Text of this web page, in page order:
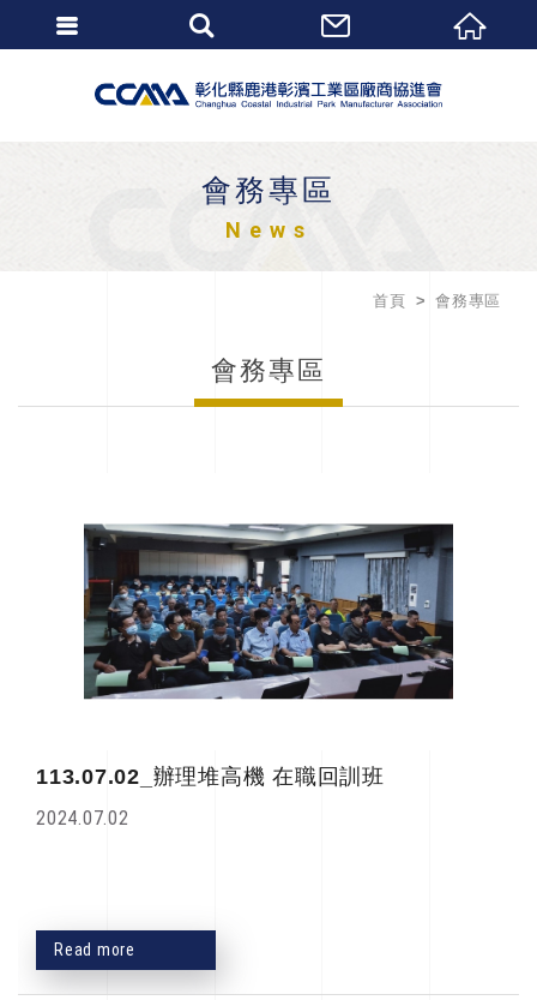
會務專區
News
首頁 會務專區
會務專區
113.07.02_辦理堆高機 在職回訓班
2024.07.02
Read more